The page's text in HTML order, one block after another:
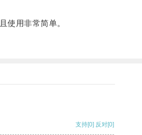
用非常简单。
支持[0] 反对[0]